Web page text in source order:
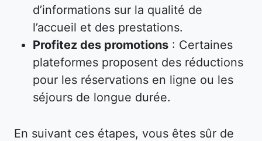
d’informations sur la qualité de
l’accueil et des prestations.
Profitez des promotions : Certaines
plateformes proposent des réductions
pour les réservations en ligne ou les
séjours de longue durée.
En suivant ces étapes, vous êtes sûr de